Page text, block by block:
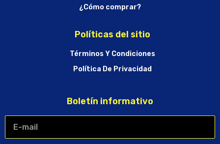
¿Cómo comprar?
Políticas del sitio
Términos Y Condiciones
Política De Privacidad
Boletín informativo